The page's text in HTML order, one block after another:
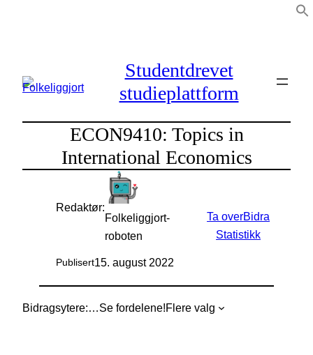
Studentdrevet
studieplattform
ECON9410: Topics in
International Economics
Redaktør:
Folkeliggjort-
roboten
Publisert15. august 2022
Ta overBidra
Statistikk
Bidragsytere: Se fordelene!Flere valg